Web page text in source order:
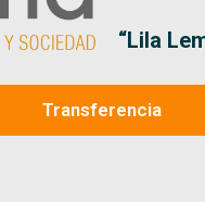
Transferencia